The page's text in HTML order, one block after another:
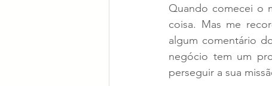
Quando comecei o
coisa. Mas me
algum comentário
negócio tem um
perseguir a sua